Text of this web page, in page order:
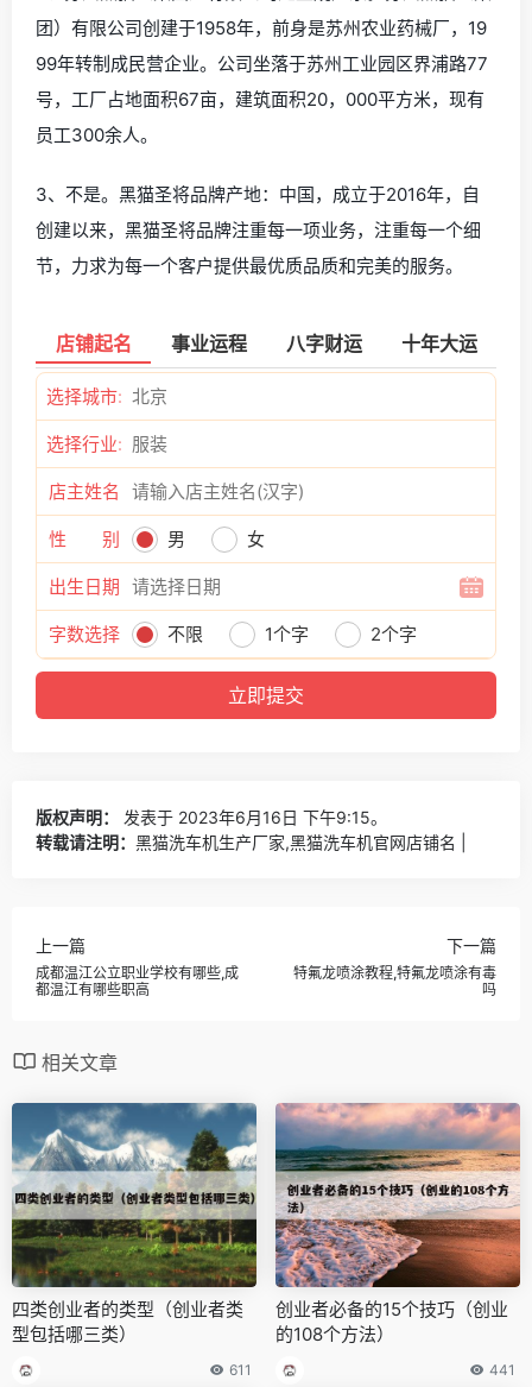
团）有限公司创建于1958年，前身是苏州农业药械厂，19
99年转制成民营企业。公司坐落于苏州工业园区界浦路77
号，工厂占地面积67亩，建筑面积20，000平方米，现有
员工300余人。
3、不是。黑猫圣将品牌产地：中国，成立于2016年，自
创建以来，黑猫圣将品牌注重每一项业务，注重每一个细
节，力求为每一个客户提供最优质品质和完美的服务。
店铺起名 事业运程 八字财运 十年大运
选择城市:
选择行业:
店主姓名
性 别 男 女
出生日期
字数选择 不限 1个字 2个字
版权声明：
发表于 2023年6月16日 下午9:15。
转载请注明： 黑猫洗车机生产厂家,黑猫洗车机官网店铺名 |
上一篇
成都温江公立职业学校有哪些,成
都温江有哪些职高
下一篇
特氟龙喷涂教程,特氟龙喷涂有毒
吗
相关文章
四类创业者的类型（创业者类
型包括哪三类）
611
创业者必备的15个技巧（创业
的108个方法）
441